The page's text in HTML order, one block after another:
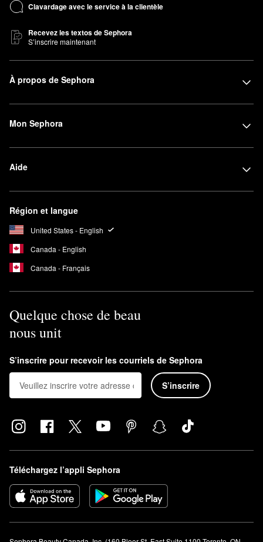
Clavardage avec le service à la clientèle
Recevez les textos de Sephora
S’inscrire maintenant
À propos de Sephora
Mon Sephora
Aide
Région et langue
United States - English
Canada - English
Canada - Français
Quelque chose de beau
nous unit
S’inscrire pour recevoir les courriels de Sephora
S’inscrire
Téléchargez l’appli Sephora